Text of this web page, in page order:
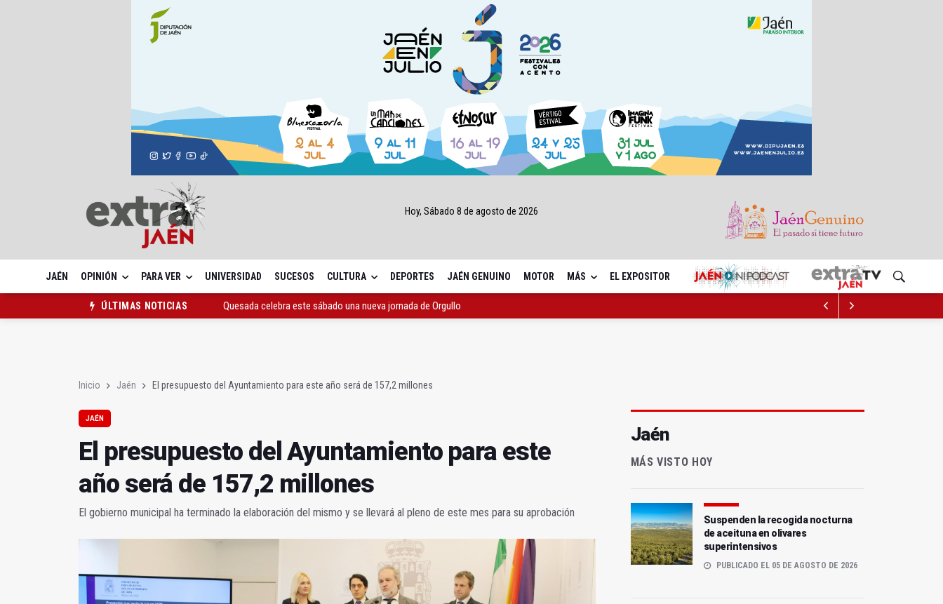
Hoy, Sábado 8 de agosto de 2026
JAÉN OPINIÓN PARA VER UNIVERSIDAD SUCESOS CULTURA DEPORTES JAÉN GENUINO MOTOR MÁS EL EXPOSITOR
ÚLTIMAS NOTICIAS
Quesada celebra este sábado una nueva jornada de Orgullo
Inicio Jaén El presupuesto del Ayuntamiento para este año será de 157,2 millones
JAÉN
El presupuesto del Ayuntamiento para este
año será de 157,2 millones
El gobierno municipal ha terminado la elaboración del mismo y se llevará al pleno de este mes para su aprobación
Jaén
MÁS VISTO HOY
Suspenden la recogida nocturna
de aceituna en olivares
superintensivos
PUBLICADO EL 05 DE AGOSTO DE 2026